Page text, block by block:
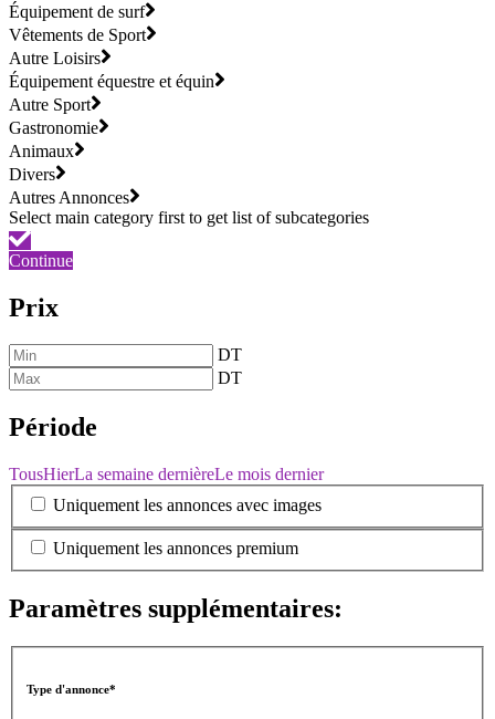
Équipement de surf
Vêtements de Sport
Autre Loisirs
Équipement équestre et équin
Autre Sport
Gastronomie
Animaux
Divers
Autres Annonces
Continue
Prix
DT
DT
Période
TousHierLa semaine dernièreLe mois dernier
Uniquement les annonces avec images
Uniquement les annonces premium
Paramètres supplémentaires:
Type d'annonce*